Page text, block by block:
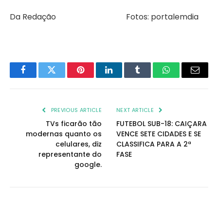
Da Redação Fotos: portalemdia
FacebookTwitter PinterestLinkedInTumblr WhatsAppEmail
PREVIOUS ARTICLE
TVs ficarão tão
modernas quanto os
celulares, diz
representante do
google.
NEXT ARTICLE
FUTEBOL SUB-18: CAIÇARA
VENCE SETE CIDADES E SE
CLASSIFICA PARA A 2ª
FASE